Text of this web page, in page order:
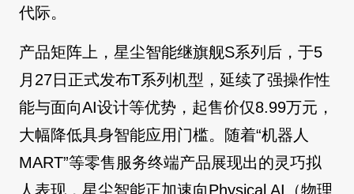
代际。
产品矩阵上，星尘智能继旗舰S系列后，于5
月27日正式发布T系列机型，延续了强操作性
能与面向AI设计等优势，起售价仅8.99万元，
大幅降低具身智能应用门槛。随着“机器人
MART”等零售服务终端产品展现出的灵巧拟
人表现，星尘智能正加速向Physical AI（物理